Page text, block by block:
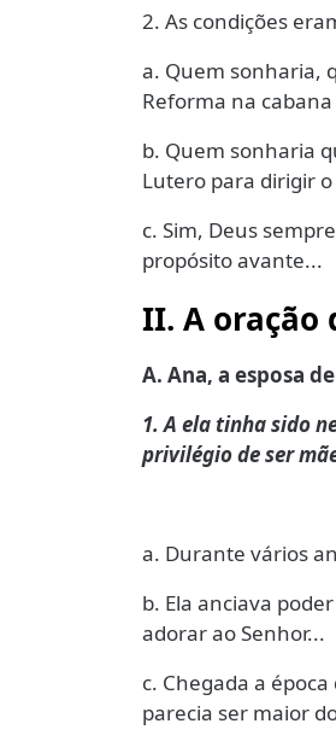
2. As condições
a. Quem sonharia,
Reforma na
b. Quem sonharia
Lutero para dirigir
c. Sim, Deus
propósito avante...
II. A oração
A. Ana, a esposa
1. A ela tinha sido
privilégio de ser
a. Durante vários
b. Ela anciava
adorar ao Senhor...
c. Chegada a
parecia ser maior